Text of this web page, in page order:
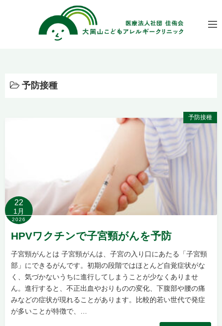
予防接種
予防接種
22
1月
2026
HPVワクチンで子宮頸がんを予防
子宮頸がんとは 子宮頸がんは、子宮の入り口にあたる「子宮頸
部」にできるがんです。初期の段階ではほとんど自覚症状がな
く、気づかないうちに進行してしまうことが少なくありませ
ん。進行すると、不正出血やおりものの変化、下腹部や腰の痛
みなどの症状が現れることがあります。比較的若い世代で発症
が多いことが特徴で、…